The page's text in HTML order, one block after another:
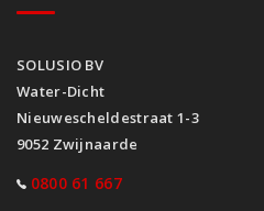
SOLUSIO BV
Water-Dicht
Nieuwescheldestraat 1-3
9052 Zwijnaarde
0800 61 667